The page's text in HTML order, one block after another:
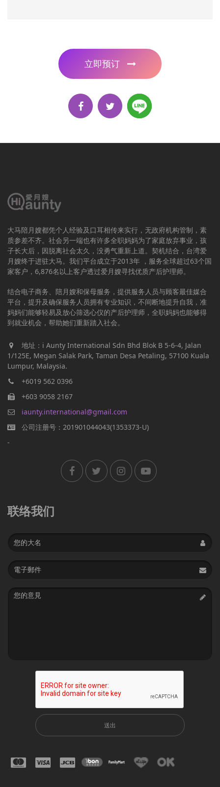
立即预订
大马陪月嫂都凭个人经验及口耳相传来实行，无政府机构管制，素
质参差不齐。社会另一端也有许多全职妈妈为了家庭放弃事业，孩
子长大后，因脱离社会太久，没勇气重新上道。契机结合，台湾爱
月嫂终于进驻大马。我们平台成立于2013年 ，服务全球超过63个国
家客户，6,876名以上客户透过爱月嫂寻找优质产后护理师。
结合电子商务、陪月嫂和保母服务，提供服务人员与顾客最佳媒合
平台，提升及确保服务人员拥有专业知识，不间断地提升自我，准
妈妈们能够轻易及放心筛选心仪的产后护理师，全职妈妈也能够得
到就业机会，帮助她们重新踏入社会。
地址：i Aunty International Sdn Bhd Blok B 5-6-4, Jalan
1/125E, Megan Salak Park, Taman Desa Petaling, 57100 Kuala
Lumpur, Malaysia.
+6019 562 0396
+603 9058 2167
iaunty.international@gmail.com
公司注册号：201901044043(1353373-U)
-
联络我们
Name
Email
address
Message
送出